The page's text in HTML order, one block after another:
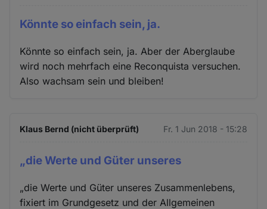
Könnte so einfach sein, ja.
Könnte so einfach sein, ja. Aber der Aberglaube
wird noch mehrfach eine Reconquista versuchen.
Also wachsam sein und bleiben!
Klaus Bernd (nicht überprüft) Fr. 1 Jun 2018 - 15:28
„die Werte und Güter unseres
„die Werte und Güter unseres Zusammenlebens,
fixiert im Grundgesetz und der Allgemeinen